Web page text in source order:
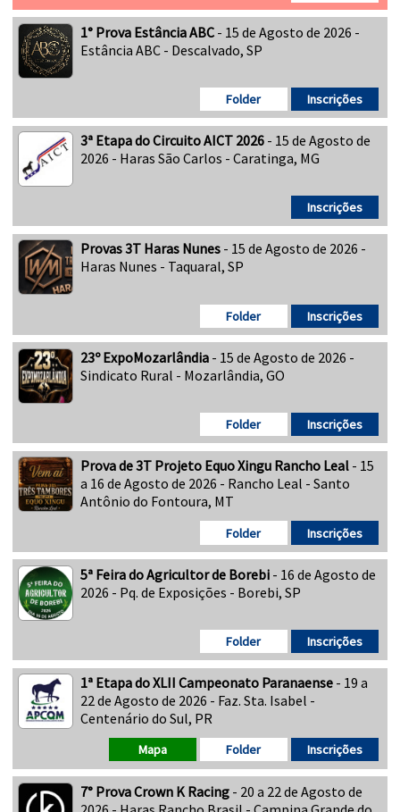
1° Prova Estância ABC - 15 de Agosto de 2026 -
Estância ABC - Descalvado, SP
Inscrições
Folder
3ª Etapa do Circuito AICT 2026 - 15 de Agosto de
2026 - Haras São Carlos - Caratinga, MG
Inscrições
Provas 3T Haras Nunes - 15 de Agosto de 2026 -
Haras Nunes - Taquaral, SP
Inscrições
Folder
23º ExpoMozarlândia - 15 de Agosto de 2026 -
Sindicato Rural - Mozarlândia, GO
Inscrições
Folder
Prova de 3T Projeto Equo Xingu Rancho Leal - 15
a 16 de Agosto de 2026 - Rancho Leal - Santo
Antônio do Fontoura, MT
Inscrições
Folder
5ª Feira do Agricultor de Borebi - 16 de Agosto de
2026 - Pq. de Exposições - Borebi, SP
Inscrições
Folder
1ª Etapa do XLII Campeonato Paranaense - 19 a
22 de Agosto de 2026 - Faz. Sta. Isabel -
Centenário do Sul, PR
Inscrições
Folder
Mapa
7° Prova Crown K Racing - 20 a 22 de Agosto de